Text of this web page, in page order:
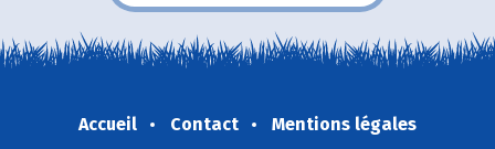
Accueil Contact
Mentions légales